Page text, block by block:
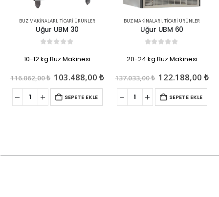
BUZ MAKINALARI TICARI ÜRÜNLER
Uğur UBM 30
10-12 kg Buz Makinesi
116.062,00₺ Orijinal
116.062,00 ₺.
103.488,00 ₺Şu
fiyat:
103.488,00 ₺.
SEPETE EKLE
BUZ MAKINALARI TICARI ÜRÜNLER
Uğur UBM 60
20-24 kg Buz Makinesi
137.033,00₺ Orijinal
137.033,00 ₺.
122.188,00 ₺Şu
SEPETE EKLE